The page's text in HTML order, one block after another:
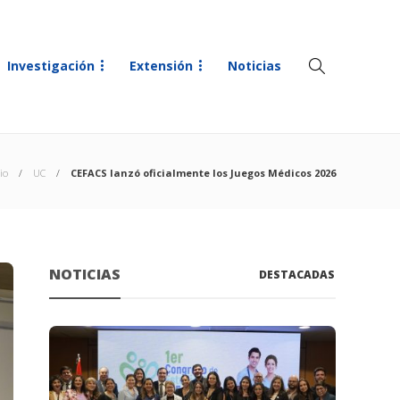
Investigación Extensión Noticias
UC CEFACS lanzó oficialmente los Juegos Médicos 2026
NOTICIAS DESTACADAS